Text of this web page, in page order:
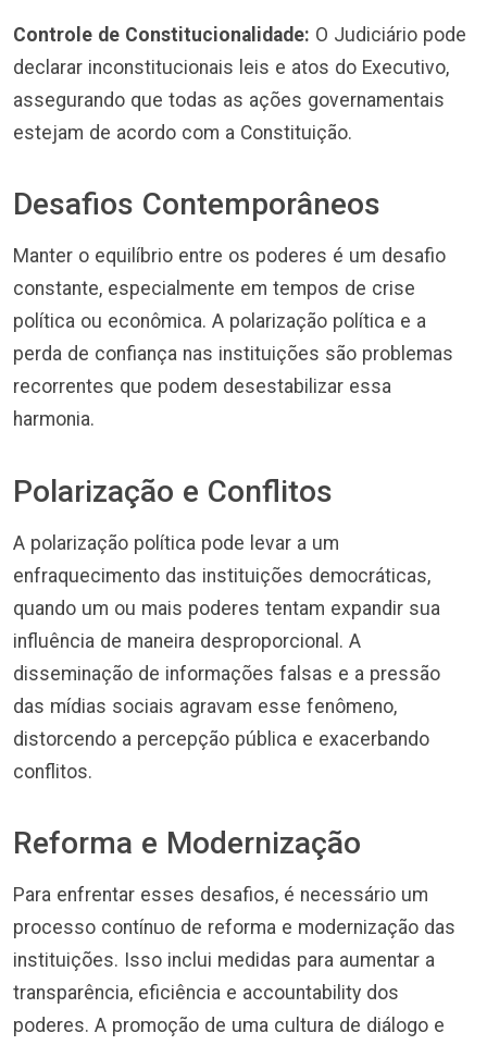
Controle de Constitucionalidade: O Judiciário pode
declarar inconstitucionais leis e atos do Executivo,
assegurando que todas as ações governamentais
estejam de acordo com a Constituição.
Desafios Contemporâneos
Manter o equilíbrio entre os poderes é um desafio
constante, especialmente em tempos de crise
política ou econômica. A polarização política e a
perda de confiança nas instituições são problemas
recorrentes que podem desestabilizar essa
harmonia.
Polarização e Conflitos
A polarização política pode levar a um
enfraquecimento das instituições democráticas,
quando um ou mais poderes tentam expandir sua
influência de maneira desproporcional. A
disseminação de informações falsas e a pressão
das mídias sociais agravam esse fenômeno,
distorcendo a percepção pública e exacerbando
conflitos.
Reforma e Modernização
Para enfrentar esses desafios, é necessário um
processo contínuo de reforma e modernização das
instituições. Isso inclui medidas para aumentar a
transparência, eficiência e accountability dos
poderes. A promoção de uma cultura de diálogo e